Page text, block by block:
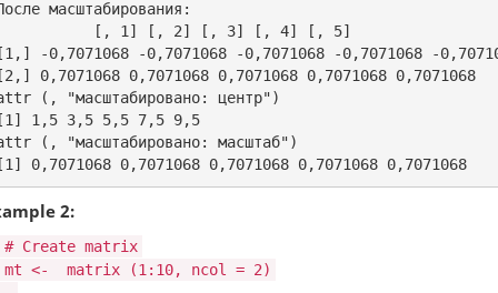
масштабирования:
[, 1] [, 2] [, 3] [, 4] [, 5]
-0,7071068 -0,7071068 -0,7071068 -0,7071068 -
0,7071068 0,7071068 0,7071068 0,7071068 0,7071068
(, "масштабировано: центр")
1,5 3,5 5,5 7,5 9,5
(, "масштабировано: масштаб")
2:
# Create matrix
mt <-
matrix (1:10, ncol = 2)